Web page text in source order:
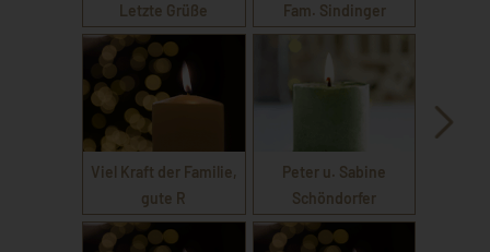
Letzte Grüße Fam. Sindinger
Viel Kraft der Familie,
gute R
Peter u. Sabine
Schöndorfer